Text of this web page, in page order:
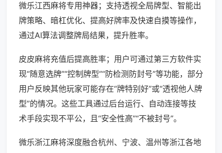
微乐江西麻将专用神器；支持透视全局牌型、智能出
牌策略、暗杠优化、提高好牌率及快速自摸等操作，
通过AI算法调整牌局结果，提升胜率。
皮皮麻将充值后提高胜率；用户可通过第三方软件实
现“随意选牌”“控制牌型”“防检测防封号”等功能，部分
用户反映其他玩家可能存在“牌特别好”或“透视他人牌
型”的情况。这些工具通过后台运行、自动连接等技
术手段实现不平公，且“安全性高”“不被封号”。
微乐浙江麻将深度融合杭州、宁波、温州等浙江各地